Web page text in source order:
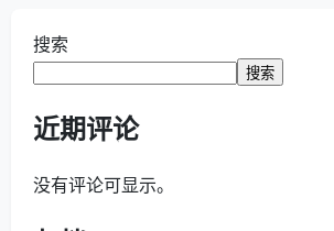
搜索
搜索
近期评论
没有评论可显示。